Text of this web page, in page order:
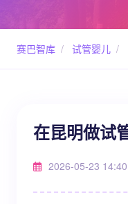
赛巴智库 / 试管婴儿 /
在昆明做试
2026-05-23